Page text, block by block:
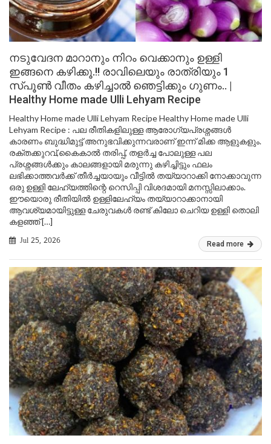
നടുവേദന മാറാനും നിറം വെക്കാനും ഉള്ളി
ഇങ്ങനെ കഴിക്കൂ.!! രാവിലെയും രാത്രിയും 1
സ്പൂൺ വീതം കഴിച്ചാൽ ഞെട്ടിക്കും ഗുണം.. |
Healthy Home made Ulli Lehyam Recipe
Healthy Home made Ulli Lehyam Recipe Healthy Home made Ulli
Lehyam Recipe : പല രീതികളിലുള്ള ആരോഗ്യപ്രശ്നങ്ങൾ
കാരണം ബുദ്ധിമുട്ട് അനുഭവിക്കുന്നവരാണ് ഇന്ന് മിക്ക ആളുകളും.
രക്തക്കുറവ്,കൈകാൽ തരിപ്പ്, തളർച്ച പോലുള്ള പല
പ്രശ്നങ്ങൾക്കും കാലങ്ങളായി മരുന്നു കഴിച്ചിട്ടും ഫലം
ലഭിക്കാത്തവർക്ക് തീർച്ചയായും വീട്ടിൽ തയ്യാറാക്കി നോക്കാവുന്ന
ഒരു ഉള്ളി ലേഹ്യത്തിന്റെ റെസിപ്പി വിശദമായി മനസ്സിലാക്കാം.
ഈയൊരു രീതിയിൽ ഉള്ളിലേഹ്യം തയ്യാറാക്കാനായി
ആവശ്യമായിട്ടുള്ള ചേരുവകൾ രണ്ട് കിലോ ചെറിയ ഉള്ളി തൊലി
കളഞ്ഞ് […]
Jul 25, 2026 Read more